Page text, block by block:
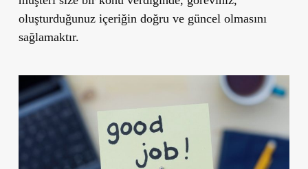
oluşturduğunuz içeriğin doğru ve güncel olmasını
sağlamaktır.